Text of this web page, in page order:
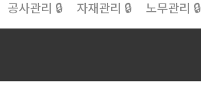
공사관리 🔒 자재관리 🔒 노무관리 🔒